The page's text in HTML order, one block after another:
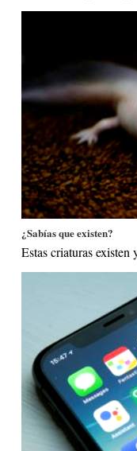
¿Sabías que existen?
Estas criaturas existen